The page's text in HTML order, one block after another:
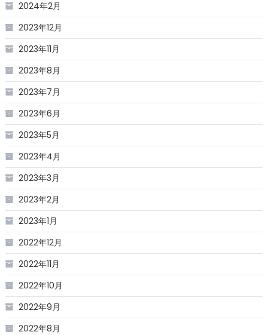
2024年2月
2023年12月
2023年11月
2023年8月
2023年7月
2023年6月
2023年5月
2023年4月
2023年3月
2023年2月
2023年1月
2022年12月
2022年11月
2022年10月
2022年9月
2022年8月